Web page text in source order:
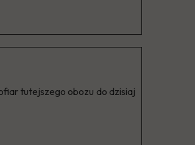
tutejszego obozu do dzisiaj